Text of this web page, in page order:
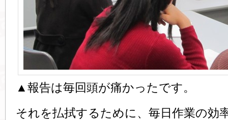
▲報告は毎回頭が痛かったです。
それを払拭するために、毎日作業の効